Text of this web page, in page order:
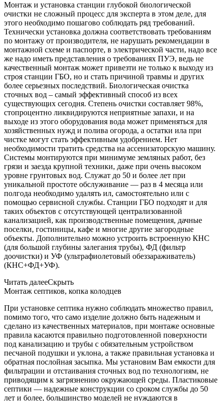
Монтаж и установка станции глубокой биологической
очистки не сложный процесс для эксперта в этом деле, для
этого необходимо пошагово соблюдать ряд требований.
Технически установка должна соответствовать требованиям
по монтажу от производителя, не нарушать рекомендации в
монтажной схеме и паспорте, в электрической части, надо все
же надо иметь представления о требованиях ПУЭ, ведь не
качественный монтаж может привезти не только к выходу из
строя станции ГБО, но и стать причиной травмы и других
более серьезных последствий. Биологическая очистка
сточных вод – самый эффективный способ из всех
существующих сегодня. Степень очистки составляет 98%,
стопроцентно ликвидируются неприятные запахи, и на
выходе из этого оборудования вода может применяться для
хозяйственных нужд и полива огорода, а остатки ила при
чистке могут стать эффективным удобрением. Нет
необходимости тратить средства на ассенизаторскую машину.
Системы монтируются при минимуме земляных работ, без
грязи и заезда крупной техники, даже при очень высоком
уровне грунтовых вод. Служат до 50 и более лет при
уникальной простоте обслуживание — раз в 4 месяца или
полгода необходимо удалять ил, самостоятельно или с
помощью сервисной службы. Станции ГБО подходят и для
таких объектов с отсутствующей централизованной
канализацией, как производственные помещения, дачные
поселки, гостиницы, кафе и многие другие загородные
объекты. Дополнительно можно устроить встроенную КНС
(для большой глубины залегания трубы), ФД (фильтр
доочистки) и УФ (ультрафиолетовый обеззараживатель)
(КНС+ФД+УФ).
Читать далееСкрыть
Монтаж септиков, копка колодцев
При установке септика нужно соблюдать множество правил,
помимо того, что само изделие должно быть надежным и
сделано из качественных материалов, при монтаже основные
правила касаются правильно подготовленной поверхности
под канализацию и трубы с обязательным устройством
песчаной подушки и уклона, а также правильная установка и
обратная послойная засыпка. Мы установим Вам емкости для
фильтрации и отстаивания сточных вод по технологиям, не
приводящим к загрязнению окружающей среды. Пластиковые
септики — надежные конструкции со сроком службы до 50
лет и более, большинство моделей не нуждаются в